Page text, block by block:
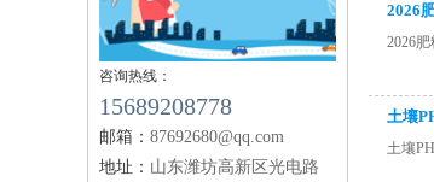
咨询热线：
15689208778
邮箱： 87692680@qq.com
地址： 山东潍坊高新区光电路
2026
2026
土壤
土壤